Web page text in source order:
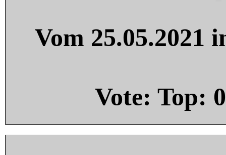
Vom 25.05.2021
Vote: Top: 0